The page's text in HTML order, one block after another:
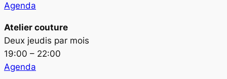
Agenda
Atelier couture
Deux jeudis par mois
19:00 – 22:00
Agenda